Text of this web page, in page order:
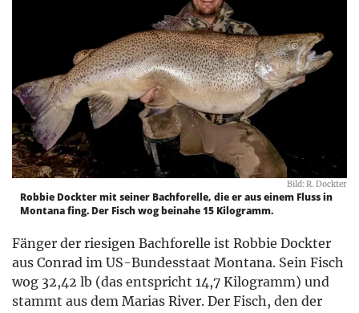
Bild: R. Dockter
Robbie Dockter mit seiner Bachforelle, die er aus einem Fluss in
Montana fing. Der Fisch wog beinahe 15 Kilogramm.
Fänger der riesigen Bachforelle ist Robbie Dockter
aus Conrad im US-Bundesstaat Montana. Sein Fisch
wog 32,42 lb (das entspricht 14,7 Kilogramm) und
stammt aus dem Marias River. Der Fisch, den der